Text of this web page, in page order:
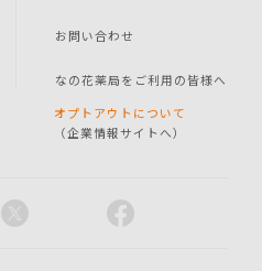
お問い合わせ
なの花薬局をご利用の皆様へ
オプトアウトについて
（企業情報サイトへ）